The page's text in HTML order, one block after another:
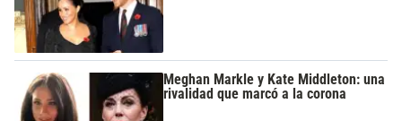
Meghan Markle y Kate Middleton: una
rivalidad que marcó a la corona